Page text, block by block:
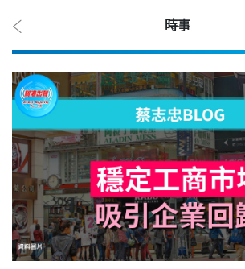
2026
年 8
月 7
日
時事
時事